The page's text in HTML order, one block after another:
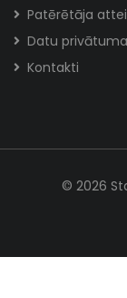
Patērētāja
Datu
Kontakti
© 2026